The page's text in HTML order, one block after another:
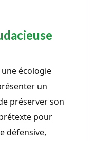
écologie
un
préserver son
pour
défensive,